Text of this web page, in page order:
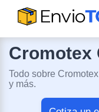
Cromotex
Todo sobre
y más.